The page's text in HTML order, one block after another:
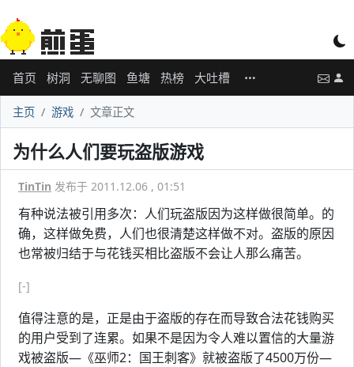
首页 树洞 无聊图 鱼塘 热榜 大吐槽
主页 游戏 文章正文
为什么人们要玩盗版游戏
TinTin 发布于 2011.12.06 , 01:51
有种说法被引用多次：人们玩盗版因为这样做很简单。的
确，这样做免费，人们也很清楚这样做不对。盗版的原因
也常被归结于与花钱买相比盗版不会让人那么痛苦。
[-]
值得注意的是，正是由于盗版的存在而导致合法花钱购买
的用户受到了连累。如果不是因为令人难以置信的大量游
戏被盗版—《巫师2：国王刺客》就被盗版了4500万份—